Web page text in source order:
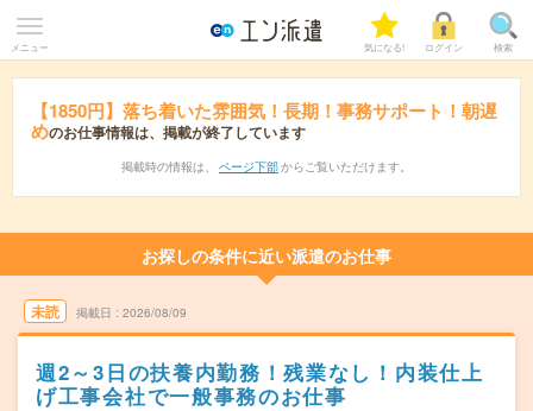
メニュー 気になる! ログイン 検索
【1850円】落ち着いた雰囲気！長期！事務サポート！朝遅
めのお仕事情報は、掲載が終了しています
掲載時の情報は、 ページ下部 からご覧いただけます。
お探しの条件に近い派遣のお仕事
未読 掲載日 2026/08/09
週2～3日の扶養内勤務！残業なし！内装仕上
げ工事会社で一般事務のお仕事